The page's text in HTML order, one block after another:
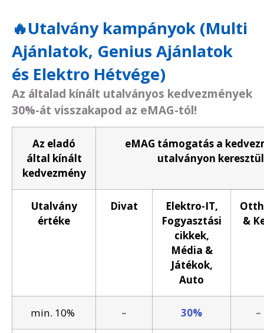
🔥Utalvány kampányok (Multi
Ajánlatok, Genius Ajánlatok
és Elektro Hétvége)
Az általad kínált utalványos kedvezmények
30%-át visszakapod az eMAG-tól!
Az eladó
által kínált
kedvezmény
eMAG támogatás a
utalványon
Utalvány
értéke
Divat
Elektro-IT,
Fogyasztási
cikkek,
Média &
Játékok,
Auto
&
min. 10% – 30% –